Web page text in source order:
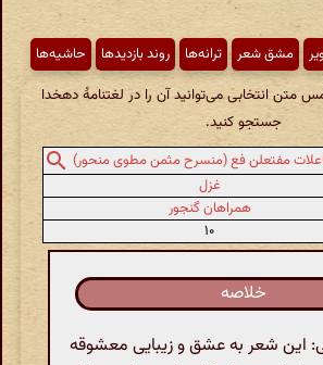
مشق شعر ترانه‌ها روند بازدیدها حاشیه‌ها
متن انتخابی می‌توانید آن را در لغتنامهٔ دهخدا
جستجو کنید.
مفتعلن فع (منسرح مثمن مطوی منحور)
غزل
همراهان گنجور
۱۰
خلاصه
شعر به عشق و زیبایی معشوقه